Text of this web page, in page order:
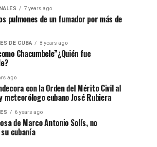
7 years ago
pulmones de un fumador por más de
DE CUBA 8 years ago
Chacumbele”¿Quién fue
ago
con la Orden del Mérito Civil al
cubano José Rubiera
6 years ago
de Marco Antonio Solís, no
cubanía